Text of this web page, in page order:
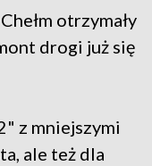
otrzymały
drogi już się
z mniejszymi
ale też dla